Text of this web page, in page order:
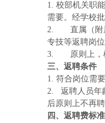
1. 校部机关职
需要。经学校
2.
直属（
专技等返聘岗位
3.
原则上
三、返聘条件
1. 符合岗位需
2.
返聘人员年
后原则上不再聘
四、返聘费标准